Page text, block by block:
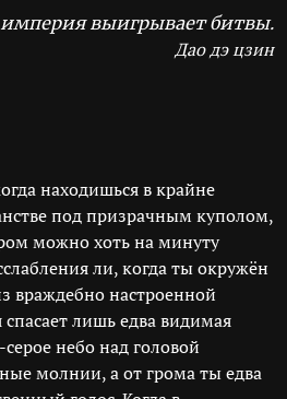
империя выигрывает битвы.
Дао дэ цзин
находишься в крайне
под призрачным куполом,
можно хоть на минуту
ли, когда ты окружён
враждебно настроенной
лишь едва видимая
небо над головой
молнии, а от грома ты едва